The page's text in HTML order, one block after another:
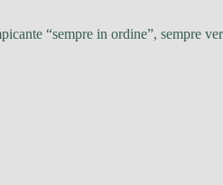
“sempre in ordine”, sempre